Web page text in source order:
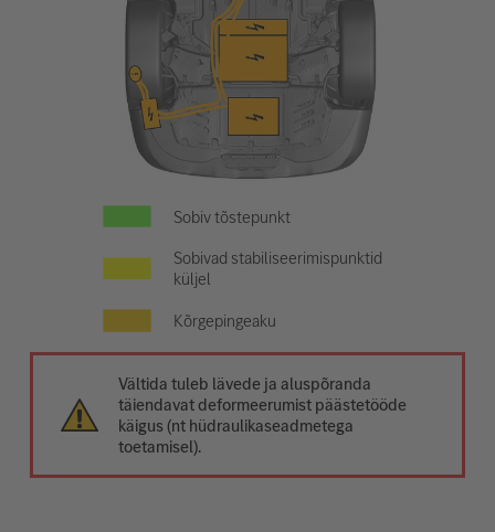
Sobiv tõstepunkt
Sobivad stabiliseerimispunktid
küljel
Kõrgepingeaku
Vältida tuleb lävede ja aluspõranda
täiendavat deformeerumist päästetööde
käigus (nt hüdraulikaseadmetega
toetamisel).